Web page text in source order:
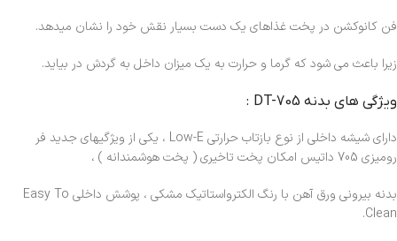
فن کانوکشن در پخت غذاهای یک دست بسیار نقش خود را نشان میدهد.
زیرا باعث می شود که گرما و حرارت به یک میزان داخل به گردش در بیاید.
ویژگی های بدنه DT-705 :
دارای شیشه داخلی از نوع بازتاب حرارتی Low-E ، یکی از ویژگیهای جدید فر
رومیزی 705 داتیس امکان پخت تاخیری ( پخت هوشمندانه ) ،
بدنه بیرونی ورق آهن با رنگ الکترواستاتیک مشکی ، پوشش داخلی Easy To
Clean.